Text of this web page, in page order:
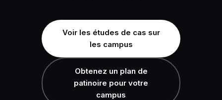
Voir les études de cas sur
les campus
Obtenez un plan de
patinoire pour votre
campus